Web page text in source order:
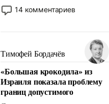
Мир, где этому населению все
должны просто по
политические прожекты будут
беспрекословно оплачиваться
за счет российских
налогоплательщиков и где за
свои поступки не нужно
отвечать.
14 комментариев
Тимофей Бордачёв
«Большая крокодила» из
Израиля показала проблему
границ допустимого